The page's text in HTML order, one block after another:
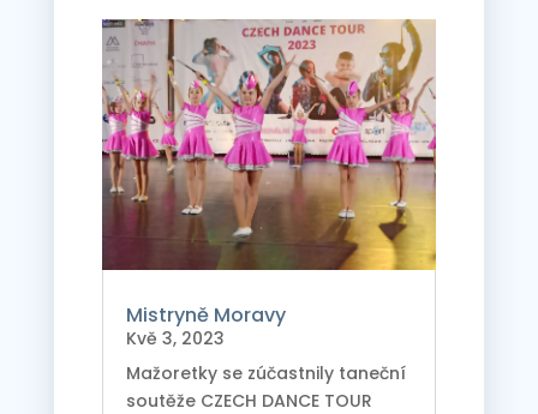
Mistryně Moravy
Kvě 3, 2023
Mažoretky se zúčastnily taneční
soutěže CZECH DANCE TOUR